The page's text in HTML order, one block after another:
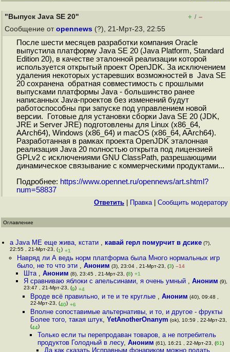
"Выпуск Java SE 20" + / –
Сообщение от opennews (?), 21-Мрт-23, 22:55
После шести месяцев разработки компания Oracle
выпустила платформу Java SE 20 (Java Platform, Standard
Edition 20), в качестве эталонной реализации которой
используется открытый проект OpenJDK. За исключением
удаления некоторых устаревших возможностей в Java SE
20 сохранена обратная совместимость с прошлыми
выпусками платформы Java - большинство ранее
написанных Java-проектов без изменений будут
работоспособны при запуске под управлением новой
версии. Готовые для установки сборки Java SE 20 (JDK,
JRE и Server JRE) подготовлены для Linux (x86_64,
AArch64), Windows (x86_64) и macOS (x86_64, AArch64).
Разработанная в рамках проекта OpenJDK эталонная
реализация Java 20 полностью открыта под лицензией
GPLv2 с исключениями GNU ClassPath, разрешающими
динамическое связывание с коммерческими продуктами...
Подробнее: https://www.opennet.ru/opennews/art.shtml?
num=58837
Ответить Правка| Cообщить модератору
Оглавление
а Java ME еще жива, кстати , кавай герл помурчит в дсике (?),
22:55 , 21-Мрт-23, (1) +1
Навряд ли А ведь норм платформа была Много нормальных игр
было, не то что эти , Аноним (3), 23:04 , 21-Мрт-23, (3) –14
Шта , Аноним (8), 23:45 , 21-Мрт-23, (8) +1
Я сравниваю яблоки с апельсинами, я очень умный , Аноним (9),
23:47 , 21-Мрт-23, (9) +4
Вроде всё правильно, и те и те круглые ,Аноним (40), 09:48 ,
22-Мрт-23, (40) +6
Вполне сопоставимые альтернативы, и то, и другое - фрукты
Более того, такая штук,YetAnotherOnanym (ok), 10:59 , 22-Мрт-23,
(44)
Только если ты перепродаван товаров, а не потребитель
продуктов Голодный в лесу, Аноним (61), 16:21 , 22-Мрт-23, (61)
Да как сказать Исправным фонариком можно подать